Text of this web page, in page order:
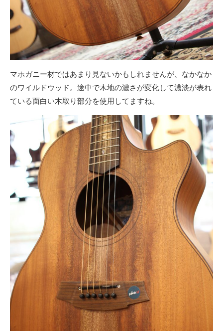
マホガニー材ではあまり見ないかもしれませんが、なかなか
のワイルドウッド。途中で木地の濃さが変化して濃淡が表れ
ている面白い木取り部分を使用してますね。